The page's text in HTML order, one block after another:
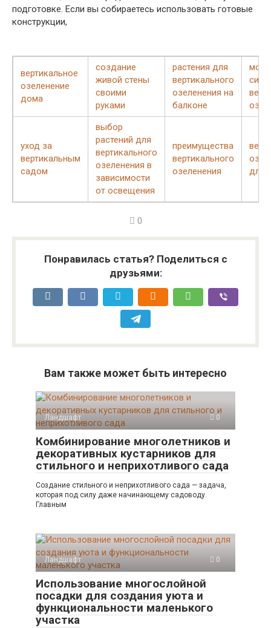
подготовке. Если вы собираетесь использовать готовые
конструкции,
вертикальное
озеленение
дома
создание
живой стены
своими
руками
растения для
вертикального
озеленения на
балконе
уход за
вертикальным
садом
выбор
растений для
вертикального
озеленения в
зависимости
от освещения
преимущества
вертикального
озеленения
для
0
Понравилась статья? Поделиться с
друзьями:
Вам также может быть интересно
Ландшафт 0
Комбинирование многолетников и
декоративных кустарников для
стильного и неприхотливого сада
Создание стильного и неприхотливого сада — задача,
которая под силу даже начинающему садоводу.
Главным
Ландшафт 0
Использование многослойной
посадки для создания уюта и
функциональности маленького
участка